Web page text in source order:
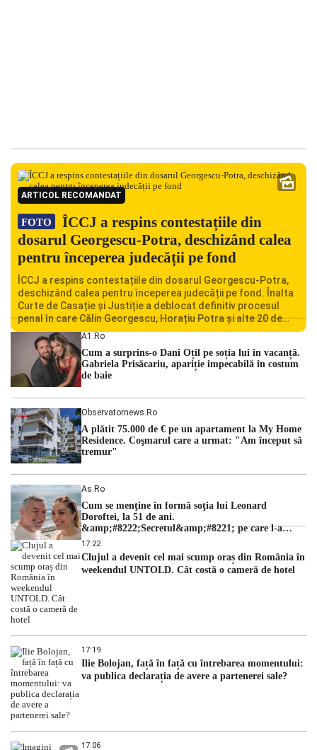
ARTICOL RECOMANDAT
FOTO
ÎCCJ a respins contestațiile din
dosarul Georgescu-Potra, deschizând calea
pentru începerea judecății pe fond
ÎCCJ a respins contestațiile din dosarul Georgescu-Potra,
deschizând calea pentru începerea judecății pe fond. Înalta
Curte de Casație și Justiție a deblocat definitiv procesul
penal în care Călin Georgescu, Horațiu Potra și alte 20 de
persoane sunt acuzați de acțiuni îndreptate împotriva
ordinii constituționale. În ședința din camera preliminară,
judecătorii de la instanța supremă au […]
A1.ro
Cum a surprins-o Dani Oțil pe soția lui în vacanță.
Gabriela Prisăcariu, apariție impecabilă în costum
de baie
Observatornews.ro
A plătit 75.000 de € pe un apartament la My Home
Residence. Coşmarul care a urmat: "Am început să
tremur"
As.ro
Cum se menţine în formă soţia lui Leonard
Doroftei, la 51 de ani.
&amp;#8222;Secretul&amp;#8221; pe care l-a
dezvăluit
17:22
Clujul a devenit cel mai scump oraș din România în
weekendul UNTOLD. Cât costă o cameră de hotel
17:19
Ilie Bolojan, față în față cu întrebarea momentului:
va publica declarația de avere a partenerei sale?
17:06